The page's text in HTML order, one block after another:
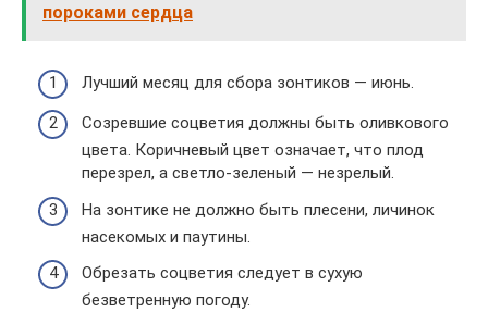
пороками сердца
Лучший месяц для сбора зонтиков — июнь.
Созревшие соцветия должны быть оливкового
цвета. Коричневый цвет означает, что плод
перезрел, а светло-зеленый — незрелый.
На зонтике не должно быть плесени, личинок
насекомых и паутины.
Обрезать соцветия следует в сухую
безветренную погоду.